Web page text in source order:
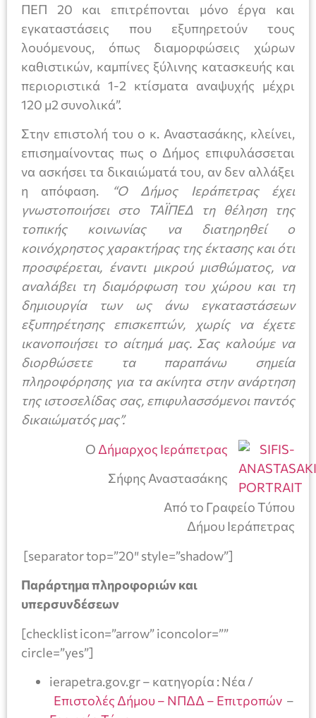
ΠΕΠ 20 και επιτρέπονται μόνο έργα και
εγκαταστάσεις που εξυπηρετούν τους
λουόμενους, όπως διαμορφώσεις χώρων
καθιστικών, καμπίνες ξύλινης κατασκευής και
περιοριστικά 1-2 κτίσματα αναψυχής μέχρι
120 μ2 συνολικά”.
Στην επιστολή του ο κ. Αναστασάκης, κλείνει,
επισημαίνοντας πως ο Δήμος επιφυλάσσεται
να ασκήσει τα δικαιώματά του, αν δεν αλλάξει
η απόφαση. “Ο Δήμος Ιεράπετρας έχει
γνωστοποιήσει στο ΤΑΪΠΕΔ τη θέληση της
τοπικής κοινωνίας να διατηρηθεί ο
κοινόχρηστος χαρακτήρας της έκτασης και ότι
προσφέρεται, έναντι μικρού μισθώματος, να
αναλάβει τη διαμόρφωση του χώρου και τη
δημιουργία των ως άνω εγκαταστάσεων
εξυπηρέτησης επισκεπτών, χωρίς να έχετε
ικανοποιήσει το αίτημά μας. Σας καλούμε να
διορθώσετε τα παραπάνω σημεία
πληροφόρησης για τα ακίνητα στην ανάρτηση
της ιστοσελίδας σας, επιφυλασσόμενοι παντός
δικαιώματός μας”.
Ο Δήμαρχος Ιεράπετρας
Σήφης Αναστασάκης
Από το Γραφείο Τύπου
Δήμου Ιεράπετρας
[separator top=”20″ style=”shadow”]
Παράρτημα πληροφοριών και
υπερσυνδέσεων
[checklist icon=”arrow” iconcolor=””
circle=”yes”]
ierapetra.gov.gr – κατηγορία : Νέα /
Επιστολές Δήμου – ΝΠΔΔ – Επιτροπών –